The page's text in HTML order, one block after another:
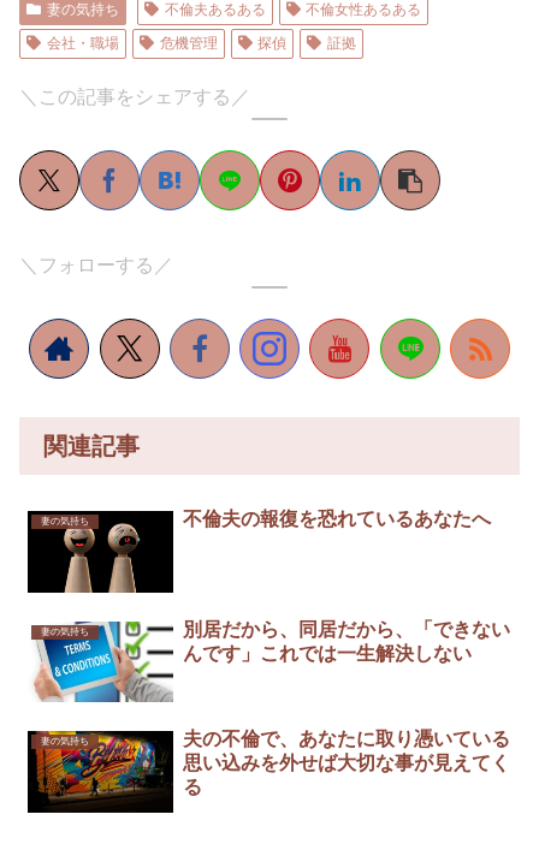
妻の気持ち 不倫夫あるある
不倫女性あるある
会社・職場
危機管理 探偵 証拠
＼この記事をシェアする／
＼フォローする／
関連記事
妻の気持ち 不倫夫の報復を恐れているあなたへ
妻の気持ち
別居だから、同居だから、「できない
んです」これでは一生解決しない
妻の気持ち
夫の不倫で、あなたに取り憑いている
思い込みを外せば大切な事が見えてく
る